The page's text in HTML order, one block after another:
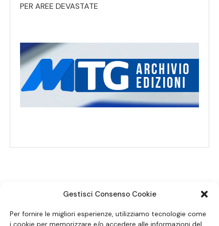
Gestisci Consenso Cookie
Per fornire le migliori esperienze, utilizziamo tecnologie come
i cookie per memorizzare e/o accedere alle informazioni del
PER AREE DEVASTATE
SEGUICI SUI SOCIAL